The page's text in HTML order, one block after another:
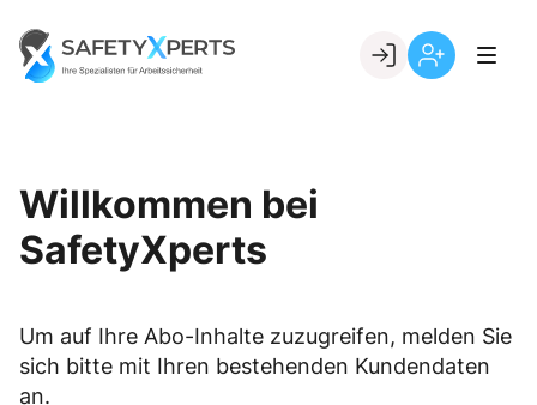
content
Go to landing page.
Willkommen bei
SafetyXperts
Um auf Ihre Abo-Inhalte zuzugreifen, melden Sie
sich bitte mit Ihren bestehenden Kundendaten
an.